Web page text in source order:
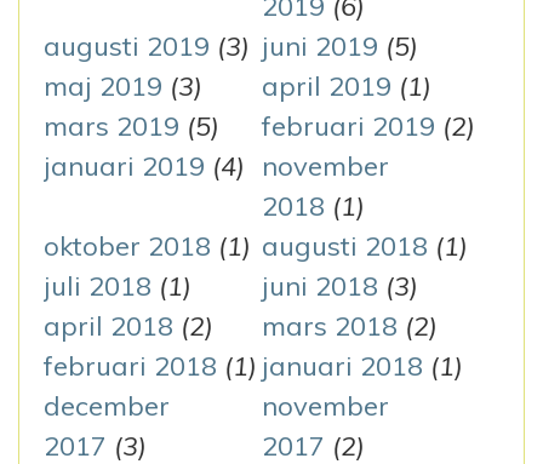
augusti 2019 (3) juni 2019 (5)
maj 2019 (3) april 2019 (1)
mars 2019 (5) februari 2019 (2)
januari 2019 (4)
november
2018 (1)
oktober 2018 (1) augusti 2018 (1)
juli 2018 (1) juni 2018 (3)
april 2018 (2) mars 2018 (2)
februari 2018 (1) januari 2018 (1)
december
2017 (3)
november
2017 (2)